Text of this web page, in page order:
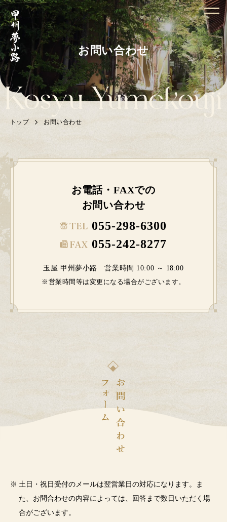
お問い合わせ
トップ お問い合わせ
お電話・FAXでの
お問い合わせ
055-298-6300
055-242-8277
玉屋 甲州夢小路 営業時間 10:00 ～ 18:00
※営業時間等は変更になる場合がございます。
土日・祝日受付のメールは翌営業日の対応になります。ま
た、お問合わせの内容によっては、回答まで数日いただく場
合がございます。